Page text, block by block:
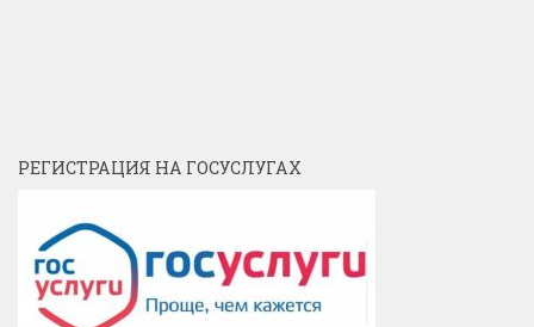
РЕГИСТРАЦИЯ НА ГОСУСЛУГАХ